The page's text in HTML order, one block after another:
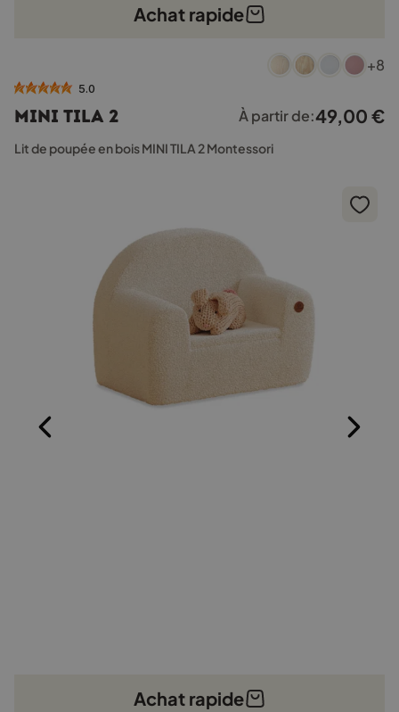
Achat rapide
a
variations.
Les
options
+8
5.0
MINI TILA 2 À partir de:49,00 €
Lit de poupée en bois MINI TILA 2 Montessori
Achat rapide